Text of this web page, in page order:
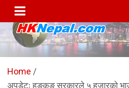
content
HKNepal.com –
सञ्चालित पहिलो
hknepal, hknepal.com, hk nepal, hk
Home
अपडेटः हङकङ सरकारले ५ हजारको